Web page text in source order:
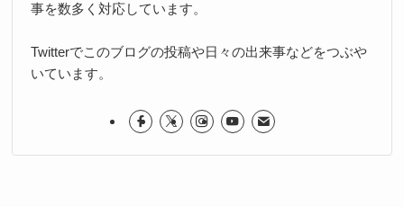
事を数多く対応しています。
Twitterでこのブログの投稿や日々の出来事などをつぶや
いています。